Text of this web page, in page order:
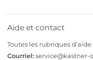
Aide et contact
Toutes les rubriques d’aide
Courriel:service@kastner-